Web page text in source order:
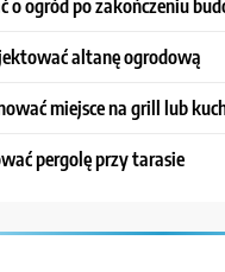
o ogród po zakończeniu
altanę ogrodową
miejsce na grill lub
pergolę przy tarasie